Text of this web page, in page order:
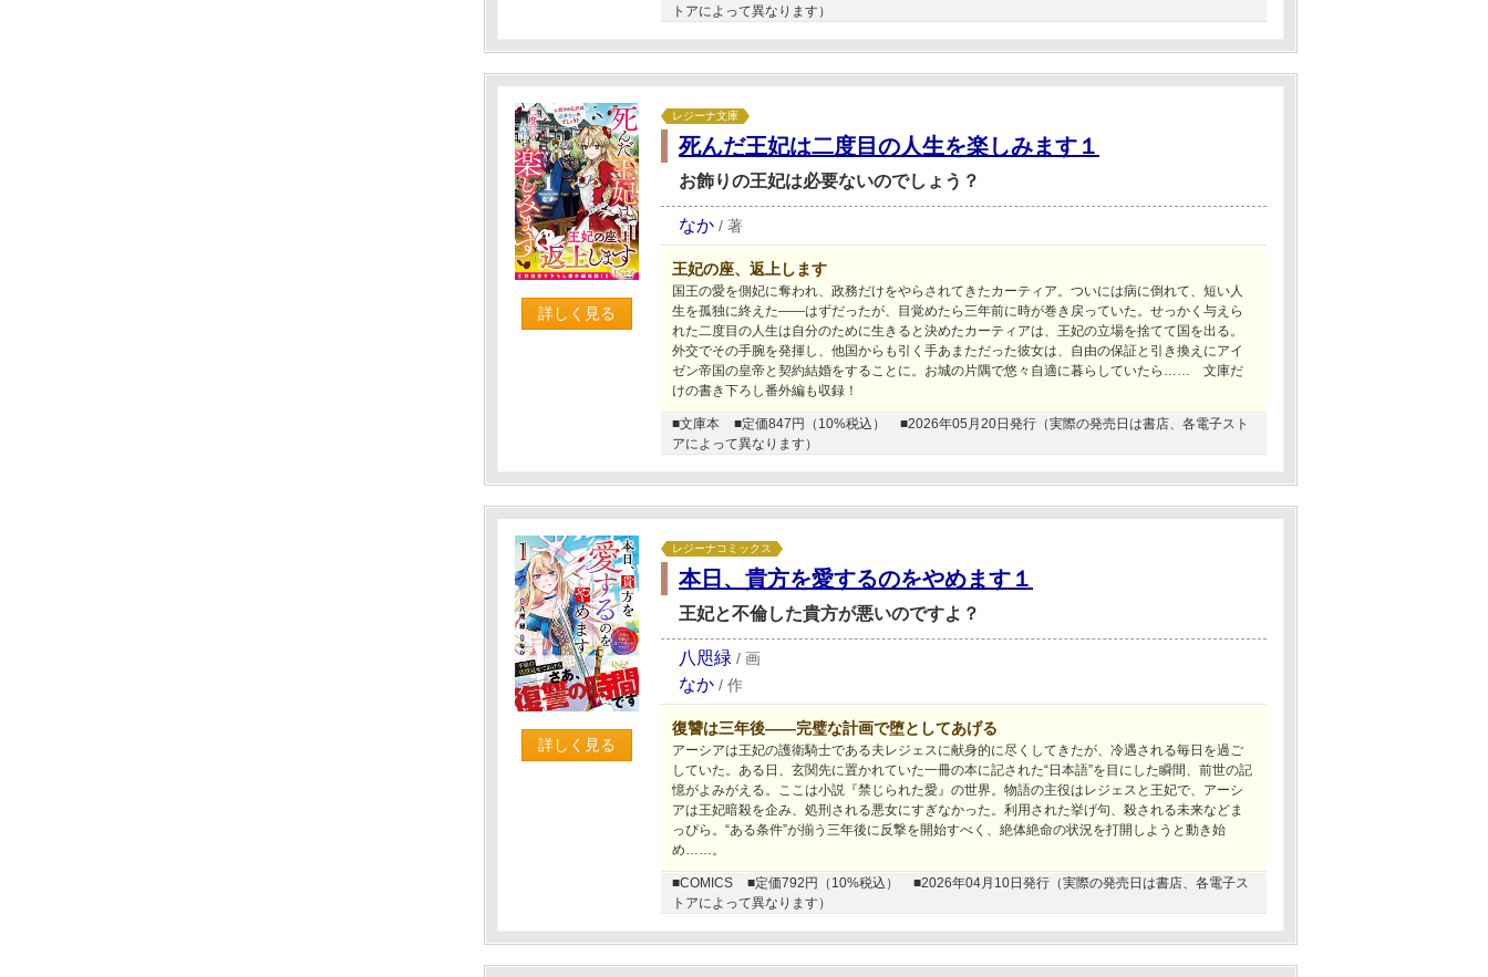
トアによって異なります）
詳しく見る
レジーナ文庫
死んだ王妃は二度目の人生を楽しみます１
お飾りの王妃は必要ないのでしょう？
なか / 著
王妃の座、返上します
国王の愛を側妃に奪われ、政務だけをやらされてきたカーティア。ついには病に倒れて、短い人
生を孤独に終えた――はずだったが、目覚めたら三年前に時が巻き戻っていた。せっかく与えら
れた二度目の人生は自分のために生きると決めたカーティアは、王妃の立場を捨てて国を出る。
外交でその手腕を発揮し、他国からも引く手あまただった彼女は、自由の保証と引き換えにアイ
ゼン帝国の皇帝と契約結婚をすることに。お城の片隅で悠々自適に暮らしていたら…… 文庫だ
けの書き下ろし番外編も収録！
■文庫本 ■定価847円（10%税込）
■2026年05月20日発行（実際の発売日は書店、各電子スト
アによって異なります）
詳しく見る
レジーナコミックス
本日、貴方を愛するのをやめます１
王妃と不倫した貴方が悪いのですよ？
八咫緑 / 画
なか / 作
復讐は三年後――完璧な計画で堕としてあげる
アーシアは王妃の護衛騎士である夫レジェスに献身的に尽くしてきたが、冷遇される毎日を過ご
していた。ある日、玄関先に置かれていた一冊の本に記された“日本語”を目にした瞬間、前世の記
憶がよみがえる。ここは小説『禁じられた愛』の世界。物語の主役はレジェスと王妃で、アーシ
アは王妃暗殺を企み、処刑される悪女にすぎなかった。利用された挙げ句、殺される未来などま
っぴら。“ある条件”が揃う三年後に反撃を開始すべく、絶体絶命の状況を打開しようと動き始
め……。
■COMICS ■定価792円（10%税込）
■2026年04月10日発行（実際の発売日は書店、各電子ス
トアによって異なります）